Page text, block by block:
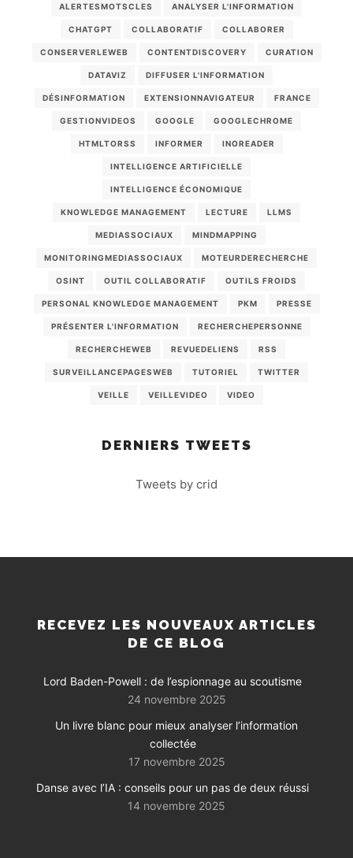
ALERTESMOTSCLES ANALYSER L'INFORMATION
CHATGPT COLLABORATIF COLLABORER
CONSERVERLEWEB CONTENTDISCOVERY CURATION
DATAVIZ DIFFUSER L'INFORMATION
DÉSINFORMATION EXTENSIONNAVIGATEUR FRANCE
GESTIONVIDEOS GOOGLE GOOGLECHROME
HTMLTORSS INFORMER INOREADER
INTELLIGENCE ARTIFICIELLE
INTELLIGENCE ÉCONOMIQUE
KNOWLEDGE MANAGEMENT LECTURE LLMS
MEDIASSOCIAUX MINDMAPPING
MONITORINGMEDIASSOCIAUX MOTEURDERECHERCHE
OSINT OUTIL COLLABORATIF OUTILS FROIDS
PERSONAL KNOWLEDGE MANAGEMENT PKM PRESSE
PRÉSENTER L'INFORMATION RECHERCHEPERSONNE
RECHERCHEWEB REVUEDELIENS RSS
SURVEILLANCEPAGESWEB TUTORIEL TWITTER
VEILLE VEILLEVIDEO VIDEO
DERNIERS TWEETS
Tweets by crid
RECEVEZ LES NOUVEAUX ARTICLES
DE CE BLOG
Lord Baden-Powell : de l’espionnage au scoutisme
24 novembre 2025
Un livre blanc pour mieux analyser l’information
collectée
17 novembre 2025
Danse avec l’IA : conseils pour un pas de deux réussi
14 novembre 2025